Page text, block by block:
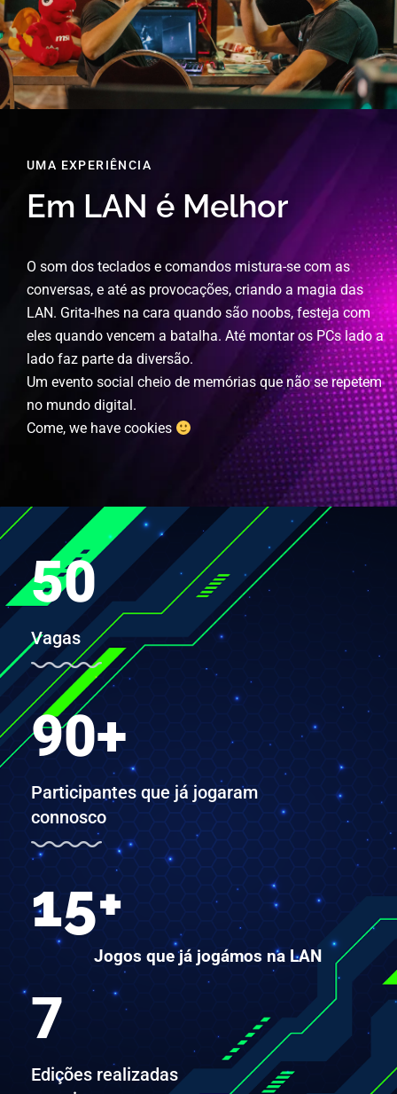
UMA EXPERIÊNCIA
Em LAN é Melhor
O som dos teclados e comandos mistura-se com as
conversas, e até as provocações, criando a magia das
LAN. Grita-lhes na cara quando são noobs, festeja com
eles quando vencem a batalha. Até montar os PCs lado a
lado faz parte da diversão.
Um evento social cheio de memórias que não se repetem
no mundo digital.
Come, we have cookies
Vagas
50
Participantes que já jogaram
connosco
90+
Jogos que já jogámos na LAN
15+
Edições realizadas
7